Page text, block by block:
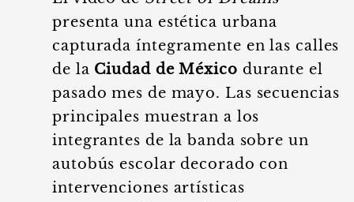
presenta una estética urbana
capturada íntegramente en las calles
de la Ciudad de México durante el
pasado mes de mayo. Las secuencias
principales muestran a los
integrantes de la banda sobre un
autobús escolar decorado con
intervenciones artísticas